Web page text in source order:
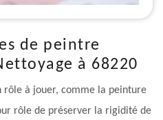
de peintre
à 68220
rôle à jouer, comme la peinture
rôle de préserver la rigidité de